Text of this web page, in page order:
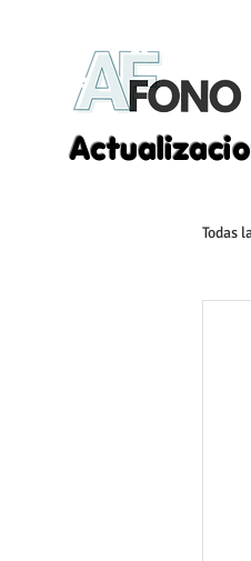
Todas